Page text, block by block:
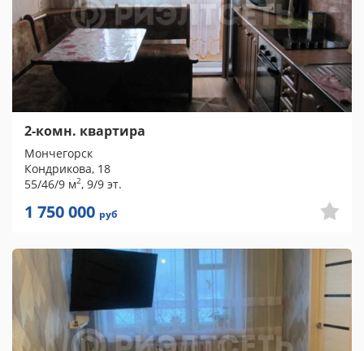
2-комн. квартира
Мончегорск
Кондрикова, 18
55/46/9 м2, 9/9 эт.
1 750 000 руб